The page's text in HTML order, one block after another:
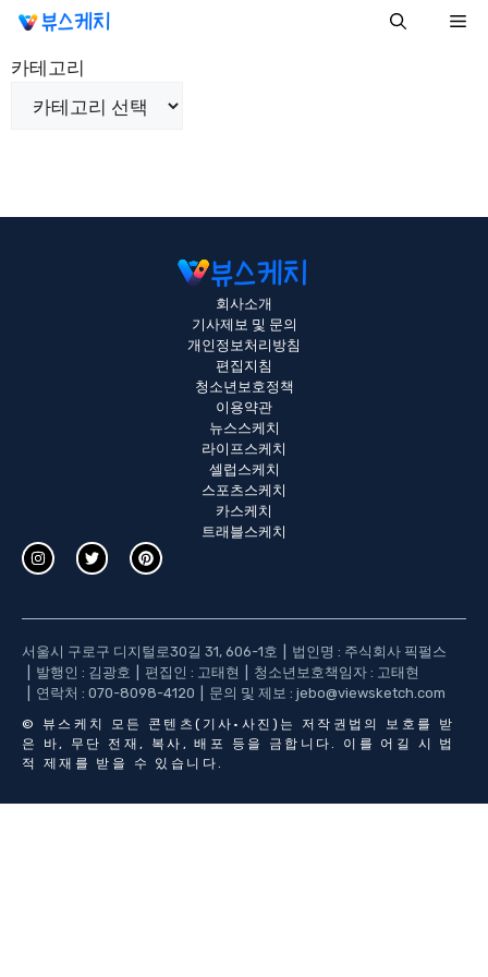
츠카테고리
회사소개
기사제보 및 문의
개인정보처리방침
편집지침
청소년보호정책
이용약관
뉴스스케치
라이프스케치
셀럽스케치
스포츠스케치
카스케치
트래블스케치
서울시 구로구 디지털로30길 31, 606-1호
법인명 : 주식회사 픽펄스
발행인 : 김광호
편집인 : 고태현
청소년보호책임자 : 고태현
연락처 : 070-8098-4120 문의 및 제보 : jebo@viewsketch.com
© 뷰스케치
모든 콘텐츠(기사·사진)는 저작권법의 보호를 받
은 바, 무단 전재, 복사, 배포 등을 금합니다. 이를 어길 시 법
적 제재를 받을 수 있습니다.